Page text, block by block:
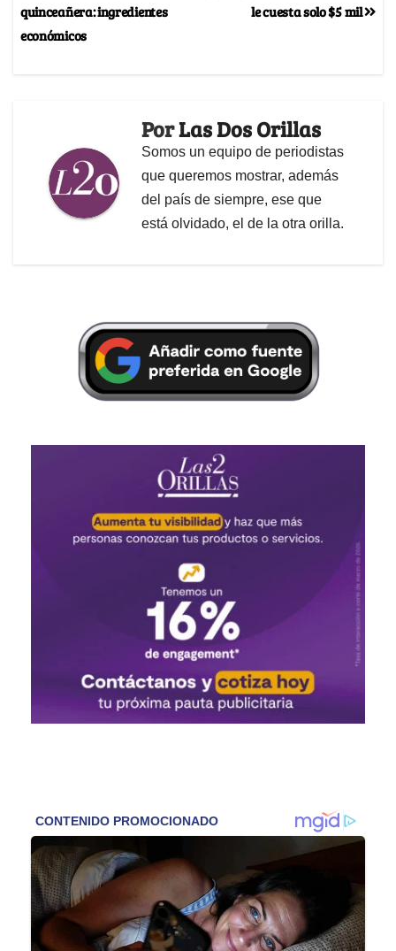
le cuesta solo $5 mil
quinceañera: ingredientes
económicos
PorLas Dos Orillas
Somos un equipo de periodistas
que queremos mostrar, además
del país de siempre, ese que
está olvidado, el de la otra orilla.